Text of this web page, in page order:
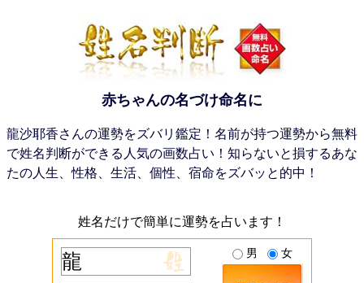
赤ちゃんの名づけ命名に
龍沙耶香さんの運勢をズバリ鑑定！名前が持つ運勢から無料
で姓名判断ができる人気の画数占い！知らないと損するあな
たの人生、性格、生活、個性、宿命をズバッと的中！
姓名だけで簡単に運勢を占います！
男 女